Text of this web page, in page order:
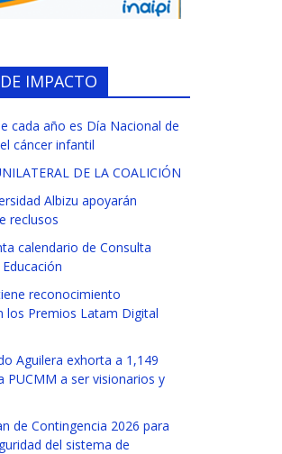
IMPACTO
cada año es Día Nacional de
cáncer infantil
DE LA COALICIÓN
Albizu apoyarán
reclusos
calendario de Consulta
reconocimiento
los Premios Latam Digital
Aguilera exhorta a 1,149
PUCMM a ser visionarios y
de Contingencia 2026 para
del sistema de